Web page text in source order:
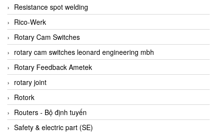
Boneng
Bopp & Reuther Messtechnik
Bosch
Boydcorp
BRAUN Vietnam
Brinkmann Pumpen
BRONKHORST
Brook Instrument
Brooks Instrument Vietnam
Resistance spot welding
Rico-Werk
Rotary Cam Switches
rotary cam switches leonard engineering mbh
Rotary Feedback Ametek
rotary joint
Rotork
Routers - Bộ định tuyến
Safety & electric part (SE)